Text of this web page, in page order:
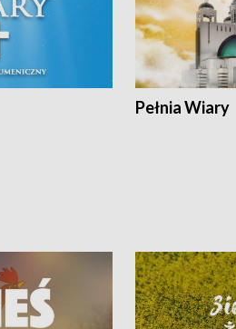
Pełnia Wiary